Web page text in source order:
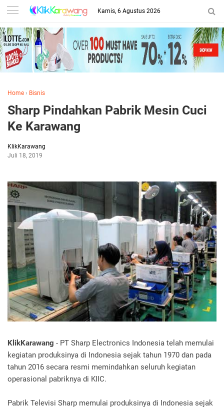
Kamis, 6 Agustus 2026
Home › Bisnis
Sharp Pindahkan Pabrik Mesin Cuci
Ke Karawang
KlikKarawang
Juli 18, 2019
KlikKarawang - PT Sharp Electronics Indonesia telah memulai
kegiatan produksinya di Indonesia sejak tahun 1970 dan pada
tahun 2016 secara resmi memindahkan seluruh kegiatan
operasional pabriknya di KIIC.
Pabrik Televisi Sharp memulai produksinya di Indonesia sejak